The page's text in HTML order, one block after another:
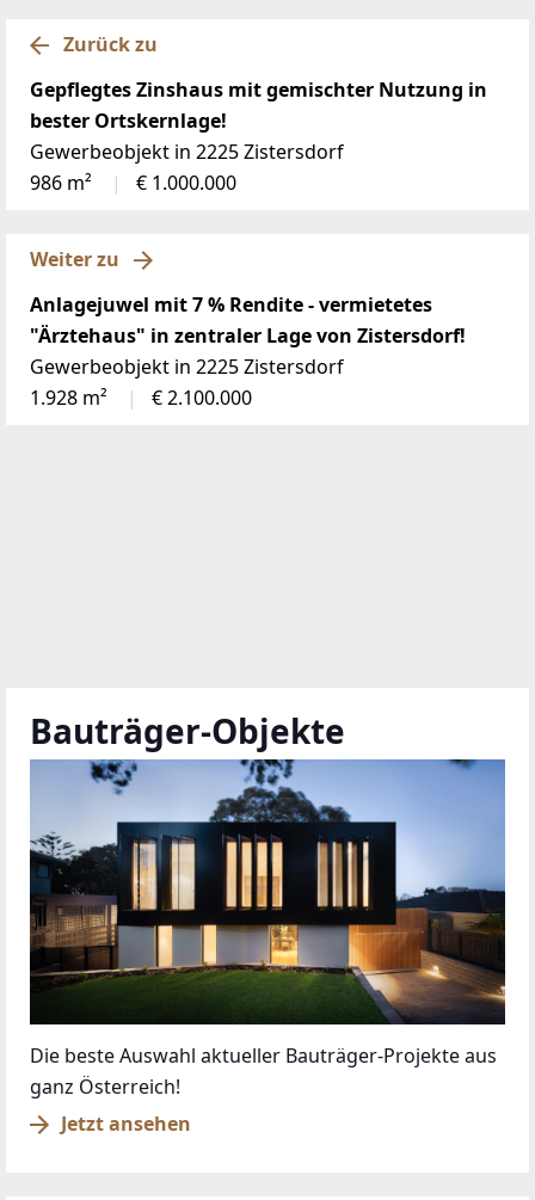
Zurück zu
Gepflegtes Zinshaus mit gemischter Nutzung in
bester Ortskernlage!
Gewerbeobjekt in 2225 Zistersdorf
986 m²
€ 1.000.000
Weiter zu
Anlagejuwel mit 7 % Rendite - vermietetes
"Ärztehaus" in zentraler Lage von Zistersdorf!
Gewerbeobjekt in 2225 Zistersdorf
1.928 m²
€ 2.100.000
Bauträger-Objekte
Die beste Auswahl aktueller Bauträger-Projekte aus
ganz Österreich!
Jetzt ansehen